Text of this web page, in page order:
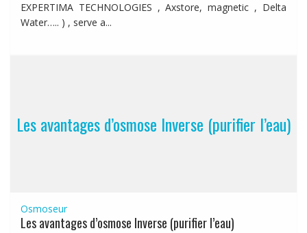
EXPERTIMA TECHNOLOGIES , Axstore, magnetic , Delta
Water….. ) , serve a...
Les avantages d’osmose Inverse (purifier l’eau)
Osmoseur
Les avantages d’osmose Inverse (purifier l’eau)